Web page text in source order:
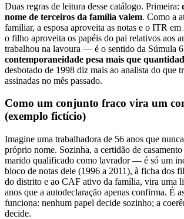
Duas regras de leitura desse catálogo. Primeira:
nome de terceiros da família valem. Como a
familiar, a esposa aproveita as notas e o ITR
o filho aproveita os papéis do pai relativos aos
trabalhou na lavoura — é o sentido da Súmula
contemporaneidade pesa mais que
desbotado de 1998 diz mais ao analista do que
assinadas no mês passado.
Como um conjunto fraco vira um
(exemplo fictício)
Imagine uma trabalhadora de 56 anos que
próprio nome. Sozinha, a certidão de
marido qualificado como lavrador — é só um
bloco de notas dele (1996 a 2011), à ficha dos
do distrito e ao CAF ativo da família, vira uma
anos que a autodeclaração apenas confirma. É
funciona: nenhum papel decide sozinho; a
decide.